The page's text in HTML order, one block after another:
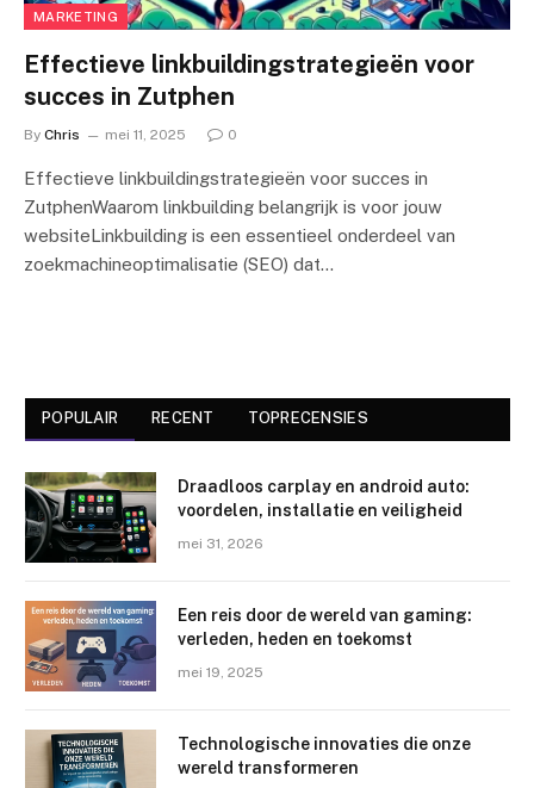
MARKETING
Effectieve linkbuildingstrategieën voor
succes in Zutphen
By Chris mei 11, 2025 0
Effectieve linkbuildingstrategieën voor succes in
ZutphenWaarom linkbuilding belangrijk is voor jouw
websiteLinkbuilding is een essentieel onderdeel van
zoekmachineoptimalisatie (SEO) dat…
POPULAIR RECENT TOPRECENSIES
Draadloos carplay en android auto:
voordelen, installatie en veiligheid
mei 31, 2026
Een reis door de wereld van gaming:
verleden, heden en toekomst
mei 19, 2025
Technologische innovaties die onze
wereld transformeren